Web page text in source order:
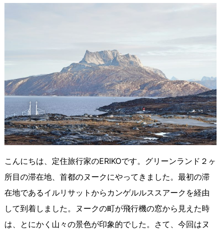
こんにちは、定住旅行家のERIKOです。グリーンランド２ヶ
所目の滞在地、首都のヌークにやってきました。最初の滞
在地であるイルリサットからカンゲルルススアークを経由
して到着しました。ヌークの町が飛行機の窓から見えた時
は、とにかく山々の景色が印象的でした。さて、今回はヌ